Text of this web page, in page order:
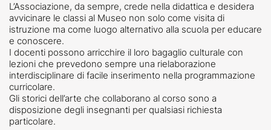
L’Associazione, da sempre, crede nella didattica e desidera
avvicinare le classi al Museo non solo come visita di
istruzione ma come luogo alternativo alla scuola per educare
e conoscere.
I docenti possono arricchire il loro bagaglio culturale con
lezioni che prevedono sempre una rielaborazione
interdisciplinare di facile inserimento nella programmazione
curricolare.
Gli storici dell’arte che collaborano al corso sono a
disposizione degli insegnanti per qualsiasi richiesta
particolare.